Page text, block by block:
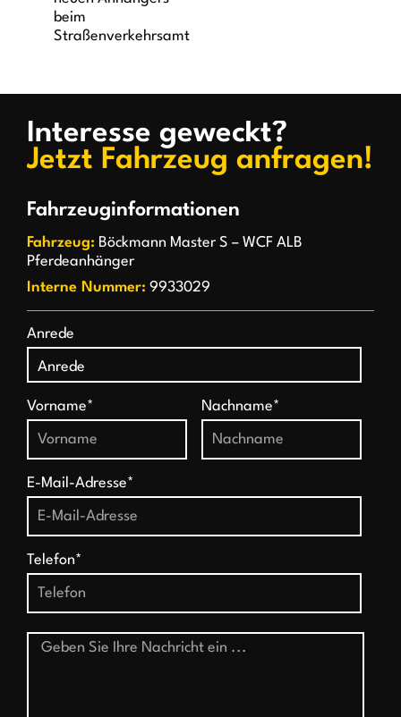
beim
Straßenverkehrsamt
Interesse geweckt?
Jetzt Fahrzeug anfragen!
Fahrzeuginformationen
Fahrzeug: Böckmann Master S – WCF ALB
Pferdeanhänger
Interne Nummer: 9933029
Anrede
Vorname* Nachname*
E-Mail-Adresse*
Telefon*